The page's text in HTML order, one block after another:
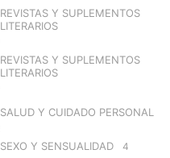
REVISTAS Y SUPLEMENTOS
LITERARIOS
REVISTAS Y SUPLEMENTOS
LITERARIOS
SALUD Y CUIDADO PERSONAL
SEXO Y SENSUALIDAD 4